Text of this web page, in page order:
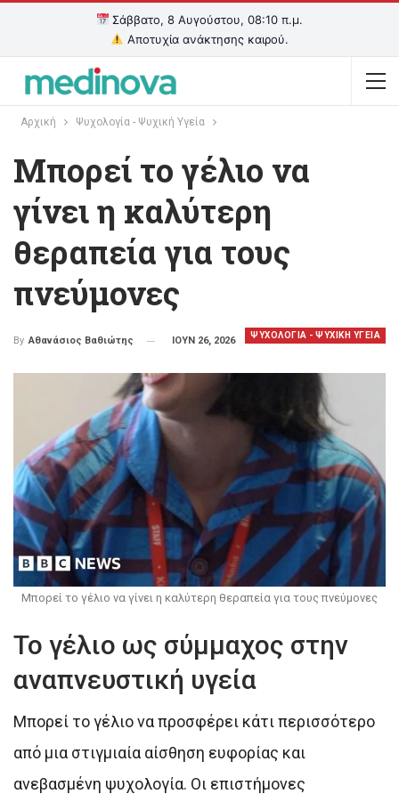
Σάββατο, 8 Αυγούστου, 08:10 π.μ.
Αποτυχία ανάκτησης καιρού.
Αρχική Ψυχολογία - Ψυχική Υγεία
Μπορεί το γέλιο να
γίνει η καλύτερη
θεραπεία για τους
πνεύμονες
ΨΥΧΟΛΟΓΙΑ - ΨΥΧΙΚΗ ΥΓΕΙΑ
By Αθανάσιος Βαθιώτης ΙΟΥΝ 26, 2026
Μπορεί το γέλιο να γίνει η καλύτερη θεραπεία για τους πνεύμονες
Το γέλιο ως σύμμαχος στην
αναπνευστική υγεία
Μπορεί το γέλιο να προσφέρει κάτι περισσότερο
από μια στιγμιαία αίσθηση ευφορίας και
ανεβασμένη ψυχολογία. Οι επιστήμονες